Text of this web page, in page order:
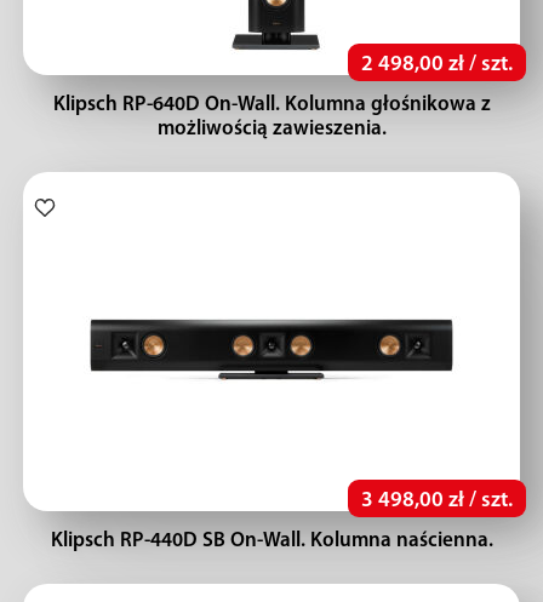
2 498,00 zł / szt.
Klipsch RP-640D On-Wall. Kolumna głośnikowa z
możliwością zawieszenia.
3 498,00 zł / szt.
Klipsch RP-440D SB On-Wall. Kolumna naścienna.